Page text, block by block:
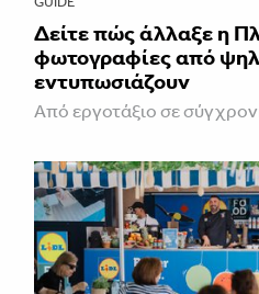
Δείτε πώς άλλαξε η
φωτογραφίες από
εντυπωσιάζουν
Από εργοτάξιο σε